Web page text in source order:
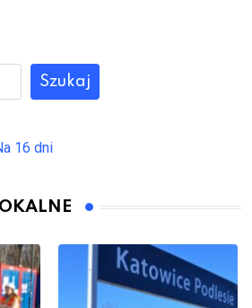
Szukaj
16 dni